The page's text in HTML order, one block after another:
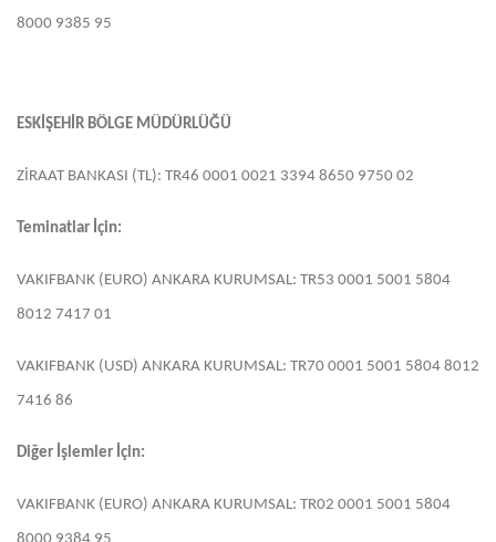
8000 9385 95
ESKİŞEHİR BÖLGE MÜDÜRLÜĞÜ
ZİRAAT BANKASI (TL): TR46 0001 0021 3394 8650 9750 02
Teminatlar İçin:
VAKIFBANK (EURO) ANKARA KURUMSAL: TR53 0001 5001 5804
8012 7417 01
VAKIFBANK (USD) ANKARA KURUMSAL: TR70 0001 5001 5804 8012
7416 86
Diğer İşlemler İçin:
VAKIFBANK (EURO) ANKARA KURUMSAL: TR02 0001 5001 5804